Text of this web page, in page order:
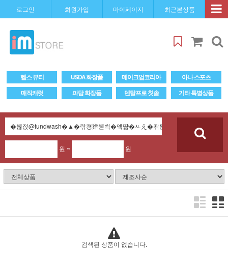
로그인 회원가입 마이페이지 최근본상품
헬스 뷰티 USDA 화장품 메이크업코리아
아나 스포츠
매직캐럿
파담 화장품 덴탈프로 칫솔 기타 특별상품
원 ~ 원
검색된 상품이 없습니다.